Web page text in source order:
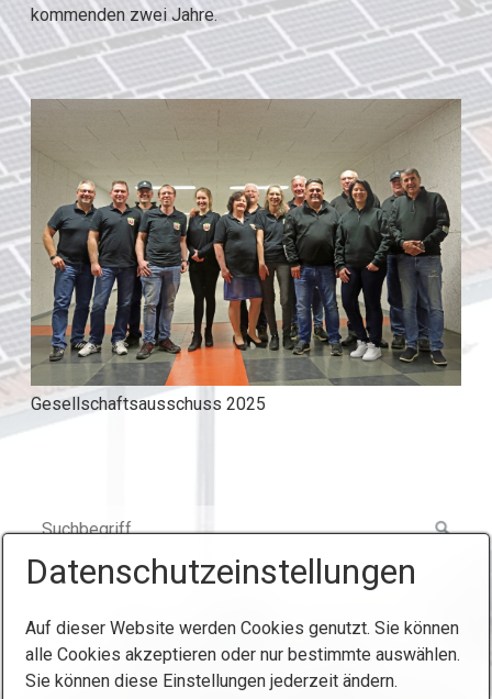
kommenden zwei Jahre.
Gesellschaftsausschuss 2025
Startseite Kontakt Impressum
© 2025 Königlich Privilegierte
Datenschutzeinstellungen
Auf dieser Website werden Cookies genutzt. Sie können
alle Cookies akzeptieren oder nur bestimmte auswählen.
Sie können diese Einstellungen jederzeit ändern.